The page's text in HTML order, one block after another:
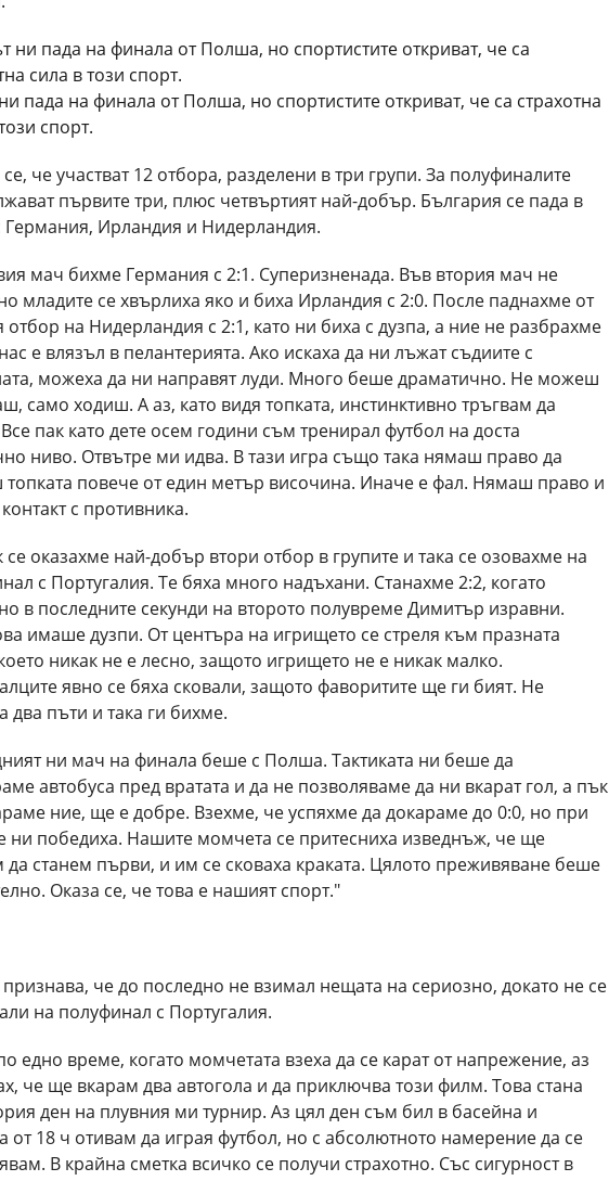
пада на финала от Полша, но спортистите откриват, че са страхотна
спорт.
че участват 12 отбора, разделени в три групи. За полуфиналите
първите три, плюс четвъртият най-добър. България се пада в
Германия, Ирландия и Нидерландия.
мач бихме Германия с 2:1. Суперизненада. Във втория мач не
младите се хвърлиха яко и биха Ирландия с 2:0. После паднахме от
отбор на Нидерландия с 2:1, като ни биха с дузпа, а ние не разбрахме
е влязъл в пелантерията. Ако искаха да ни лъжат съдиите с
можеха да ни направят луди. Много беше драматично. Не можеш
само ходиш. А аз, като видя топката, инстинктивно тръгвам да
пак като дете осем години съм тренирал футбол на доста
ниво. Отвътре ми идва. В тази игра също така нямаш право да
топката повече от един метър височина. Иначе е фал. Нямаш право и
с противника.
се оказахме най-добър втори отбор в групите и така се озовахме на
с Португалия. Те бяха много надъхани. Станахме 2:2, когато
в последните секунди на второто полувреме Димитър изравни.
имаше дузпи. От центъра на игрището се стреля към празната
никак не е лесно, защото игрището не е никак малко.
явно се бяха сковали, защото фаворитите ще ги бият. Не
два пъти и така ги бихме.
ни мач на финала беше с Полша. Тактиката ни беше да
автобуса пред вратата и да не позволяваме да ни вкарат гол, а пък
ние, ще е добре. Взехме, че успяхме да докараме до 0:0, но при
ни победиха. Нашите момчета се притесниха изведнъж, че ще
да станем първи, и им се сковаха краката. Цялото преживяване беше
Оказа се, че това е нашият спорт."
признава, че до последно не взимал нещата на сериозно, докато не се
на полуфинал с Португалия.
едно време, когато момчетата взеха да се карат от напрежение, аз
че ще вкарам два автогола и да приключва този филм. Това стана
ден на плувния ми турнир. Аз цял ден съм бил в басейна и
от 18 ч отивам да играя футбол, но с абсолютното намерение да се
В крайна сметка всичко се получи страхотно. Със сигурност в